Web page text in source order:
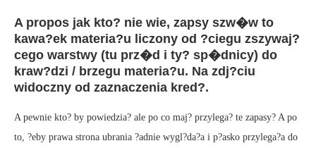
A propos jak kto? nie wie, zapsy szw�w to
kawa?ek materia?u liczony od ?ciegu zszywaj?
cego warstwy (tu prz�d i ty? sp�dnicy) do
kraw?dzi / brzegu materia?u. Na zdj?ciu
widoczny od zaznaczenia kred?.
A pewnie kto? by powiedzia? ale po co maj? przylega? te zapasy? A po
to, ?eby prawa strona ubrania ?adnie wygl?da?a i p?asko przylega?a do